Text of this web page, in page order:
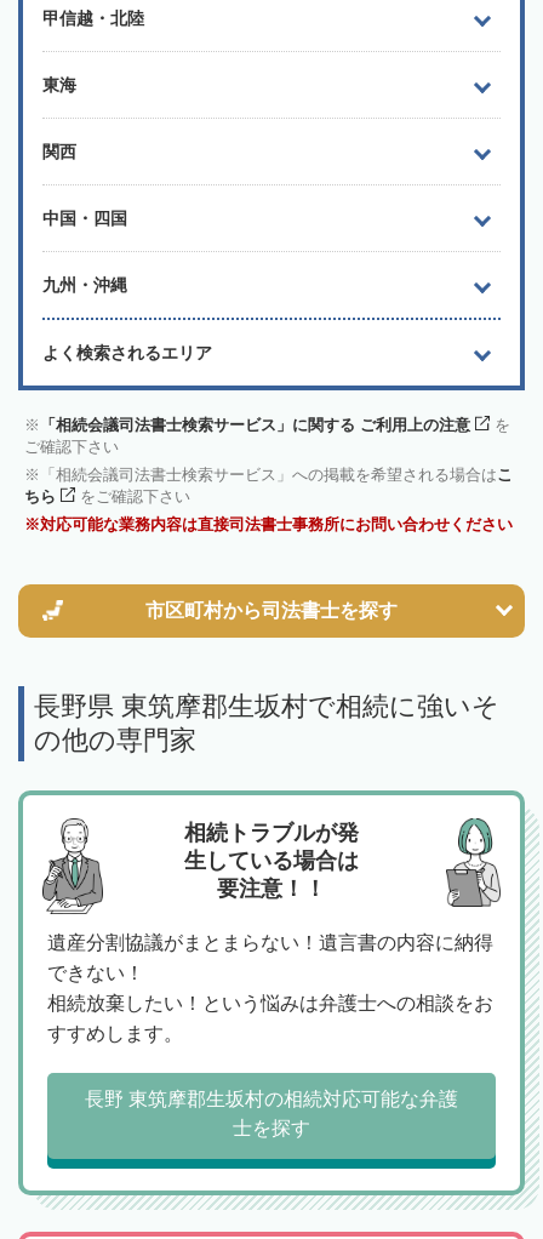
甲信越・北陸
東海
関西
中国・四国
九州・沖縄
よく検索されるエリア
「相続会議司法書士検索サービス」に関する ご利用上の注意
を
ご確認下さい
「相続会議司法書士検索サービス」への掲載を希望される場合はこ
ちら
をご確認下さい
対応可能な業務内容は直接司法書士事務所にお問い合わせください
市区町村から司法書士を探す
長野県 東筑摩郡生坂村で相続に強いそ
の他の専門家
相続トラブルが発
生している場合は
要注意！！
遺産分割協議がまとまらない！遺言書の内容に納得
できない！
相続放棄したい！という悩みは弁護士への相談をお
すすめします。
長野 東筑摩郡生坂村の相続対応可能な弁護
士を探す